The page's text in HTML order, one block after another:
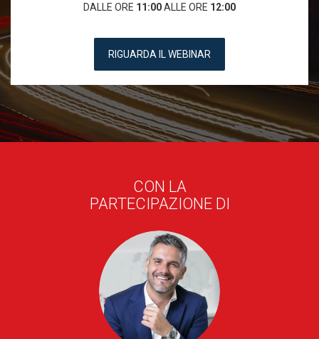
DALLE ORE 11:00ALLE ORE 12:00
RIGUARDA IL WEBINAR
CON LA
PARTECIPAZIONE DI